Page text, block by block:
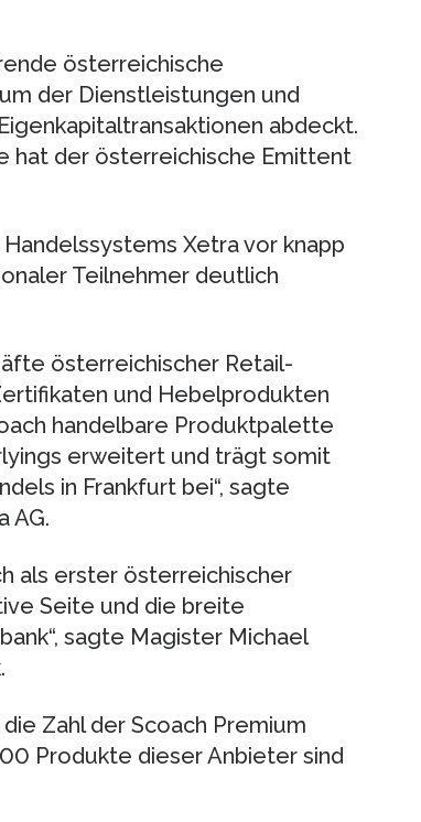
österreichische
der Dienstleistungen und
abdeckt.
hat der österreichische Emittent
Xetra vor knapp
Teilnehmer deutlich
österreichischer Retail-
und Hebelprodukten
handelbare Produktpalette
erweitert und trägt somit
in Frankfurt bei“, sagte
AG.
als erster österreichischer
Seite und die breite
sagte Magister Michael
Zahl der Scoach Premium
Produkte dieser Anbieter sind